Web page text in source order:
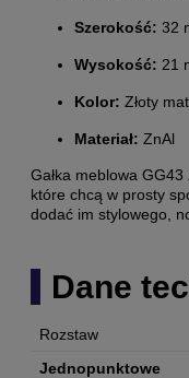
Szerokość: 32
Wysokość: 21
Kolor: Złoty mat
Materiał: ZnAl
Gałka meblowa GG43
które chcą w prosty
dodać im stylowego,
Dane
Rozstaw
Jednopunktowe